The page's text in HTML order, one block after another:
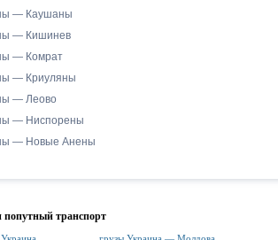
— Каушаны
— Кишинев
— Комрат
— Криуляны
— Леово
— Ниспорены
— Новые Анены
попутный транспорт